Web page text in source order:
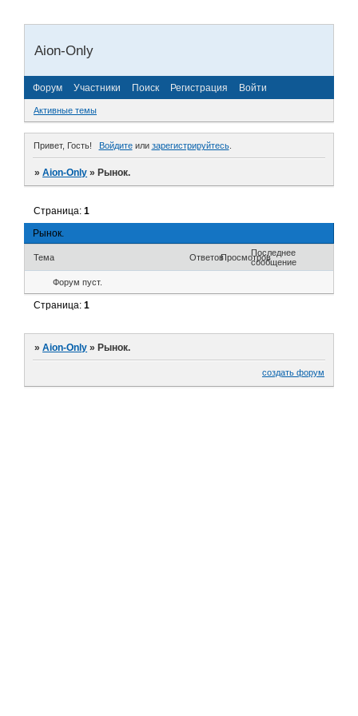
Aion-Only
Форум Участники Поиск Регистрация Войти
Активные темы
Привет, Гость! Войдитеили зарегистрируйтесь.
»Aion-Only »Рынок.
Рынок.
Страница:1
Тема ОтветовПросмотровПоследнее
сообщение
Форум пуст.
Страница:1
»Aion-Only »Рынок.
создать форум